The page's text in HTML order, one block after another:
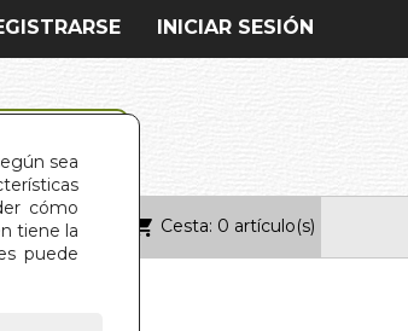
sea
cómo
tiene la
puede
INICIAR SESIÓN
Cesta: 0 artículo(s)